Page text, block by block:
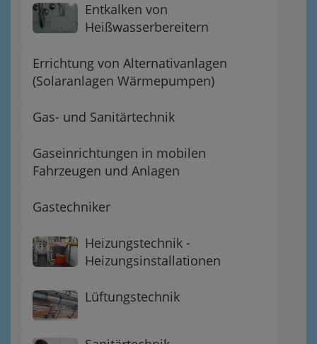
Entkalken von
Heißwasserbereitern
Errichtung von Alternativanlagen
(Solaranlagen Wärmepumpen)
Gas- und Sanitärtechnik
Gaseinrichtungen in mobilen
Fahrzeugen und Anlagen
Gastechniker
Heizungstechnik -
Heizungsinstallationen
Lüftungstechnik